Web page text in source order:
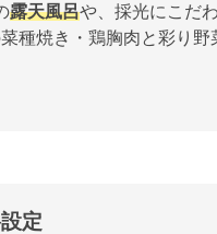
露天風呂や、採光にこだ
種焼き・鶏胸肉と彩り
定